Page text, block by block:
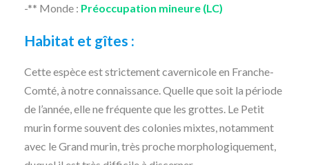
-** Monde : Préoccupation mineure (LC)
Habitat et gîtes :
Cette espèce est strictement cavernicole en Franche-
Comté, à notre connaissance. Quelle que soit la période
de l’année, elle ne fréquente que les grottes. Le Petit
murin forme souvent des colonies mixtes, notamment
avec le Grand murin, très proche morphologiquement,